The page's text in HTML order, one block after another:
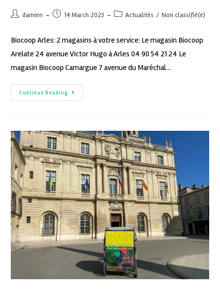
damien 14 March 2023 Actualités / Non classifié(e)
Biocoop Arles: 2 magasins à votre service: Le magasin Biocoop
Arelate 24 avenue Victor Hugo à Arles 04 90 54 21 24 Le
magasin Biocoop Camargue 7 avenue du Maréchal…
Continue Reading